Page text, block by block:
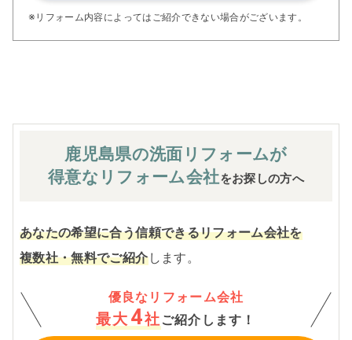
ぜひ、あなたの大切なお住まいの再生を私たちにお任せく
※リフォーム内容によってはご紹介できない場合がございます。
鹿児島県の洗面 リフォームが
得意なリフォーム会社をお探しの方へ
あなたの希望に合う信頼できるリフォーム会社を
複数社・無料でご紹介します。
優良なリフォーム会社
最大 4社 ご紹介します！